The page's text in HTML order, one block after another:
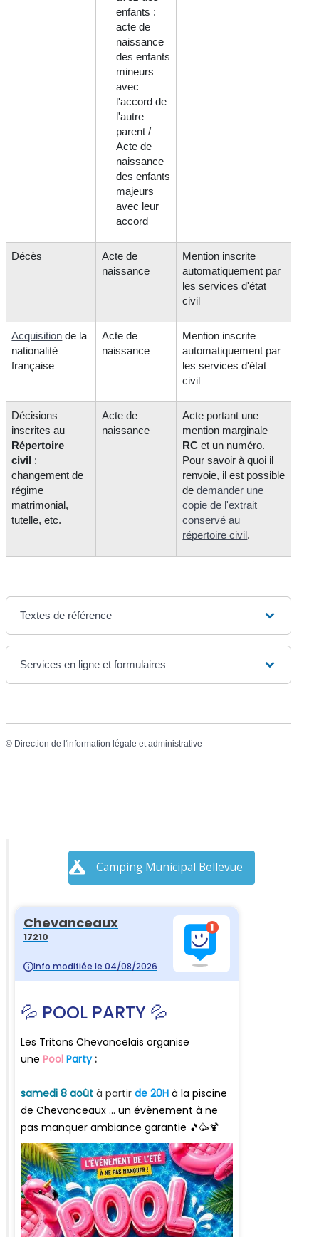
enfants :
acte de
naissance
des enfants
mineurs
avec
l'accord de
l'autre
parent /
Acte de
naissance
des enfants
majeurs
avec leur
accord
Décès
Acte de
naissance
Mention inscrite
automatiquement par
les services d'état
civil
Acquisition de la
nationalité
française
Acte de
naissance
Mention inscrite
automatiquement par
les services d'état
civil
Décisions
inscrites au
Répertoire
civil :
changement de
régime
matrimonial,
tutelle, etc.
Acte de
naissance
Acte portant une
mention marginale
RC et un numéro.
Pour savoir à quoi il
renvoie, il est possible
dedemander une
copie de l'extrait
conservé au
répertoire civil.
Textes de référence
Services en ligne et formulaires
© Direction de l'information légale et administrative
Camping Municipal Bellevue